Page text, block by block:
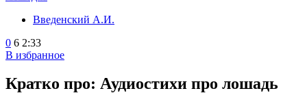
Введенский А.И.
0 6 2:33
В избранное
Кратко про: Аудиостихи про лошадь